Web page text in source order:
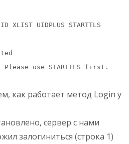
XLIST UIDPLUS STARTTLS
Please use STARTTLS first.
как работает метод Login у
сервер с нами
залогиниться (строка 1)